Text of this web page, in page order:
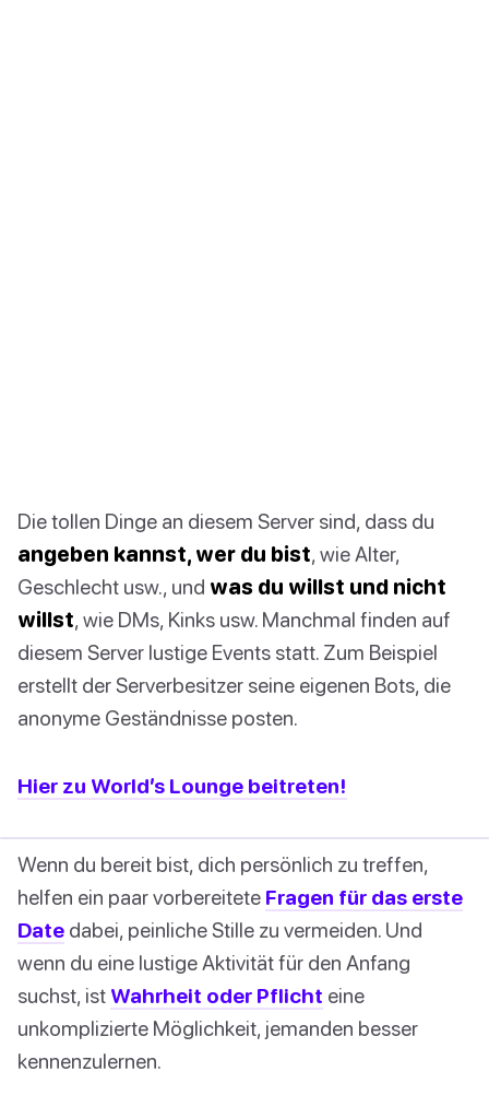
Die tollen Dinge an diesem Server sind, dass du
angeben kannst, wer du bist, wie Alter,
Geschlecht usw., und was du willst und nicht
willst, wie DMs, Kinks usw. Manchmal finden auf
diesem Server lustige Events statt. Zum Beispiel
erstellt der Serverbesitzer seine eigenen Bots, die
anonyme Geständnisse posten.
Hier zu World’s Lounge beitreten!
Wenn du bereit bist, dich persönlich zu treffen,
helfen ein paar vorbereitete Fragen für das erste
Date dabei, peinliche Stille zu vermeiden. Und
wenn du eine lustige Aktivität für den Anfang
suchst, ist Wahrheit oder Pflicht eine
unkomplizierte Möglichkeit, jemanden besser
kennenzulernen.